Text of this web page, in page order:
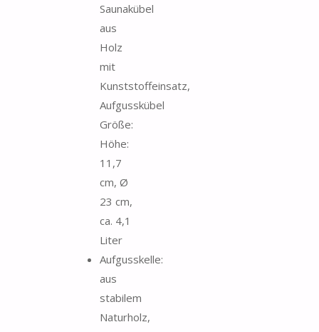
Saunakübel
aus
Holz
mit
Kunststoffeinsatz,
Aufgusskübel
Größe:
Höhe:
11,7
cm, Ø
23 cm,
ca. 4,1
Liter
Aufgusskelle:
aus
stabilem
Naturholz,